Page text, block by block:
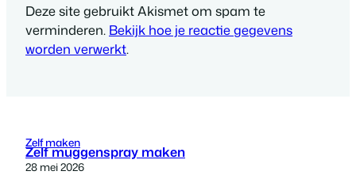
Deze site gebruikt Akismet om spam te
verminderen. Bekijk hoe je reactie gegevens
worden verwerkt.
Zelf maken
Zelf muggenspray maken
28 mei 2026